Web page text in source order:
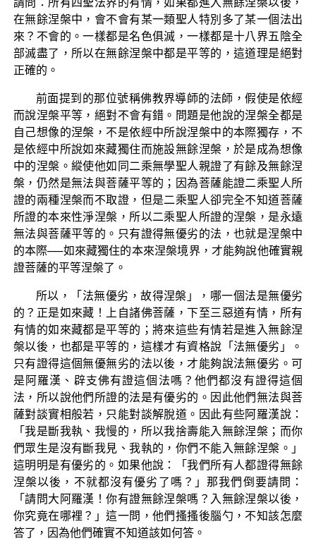
在無餘涅槃中，會不會有某一類聖人特別多了某一個法出
來？不會的。一樣都是名色俱滅，一樣都是十八界五陰全
部滅盡了，所以在無餘涅槃中都是平等的，這道理是絕對
正確的。
前面提到的那位號稱佛教界導師的法師，假使是依經
而說涅槃平等，絕對不會有錯。問題是他說的涅槃全都是
自己想像的涅槃，不是依經中所說涅槃中的本際獨存，不
是依經中所說如來藏獨住而施設無餘涅槃，於是成為想像
中的涅槃。縱使他如同二乘無學聖人親證了有餘及無餘涅
槃，仍然是無法與菩薩平等的；因為菩薩能證二乘聖人所
證的兩種涅槃而不取證，但是二乘聖人卻完全不知道菩薩
所證的本來性淨涅槃，所以二乘聖人所證的涅槃，是永遠
無法與菩薩平等的。只有證得無優劣的法，也就是涅槃中
的本際──如來藏獨住的本來涅槃境界，才能夠說他確實親
證菩薩的平等涅槃了。
所以，「法無優劣，故得涅槃」，哪一個法是無優劣
的？正是如來藏！上自諸佛菩薩，下至三惡道有情，所有
有情的如來藏都是平等的；將來這些有情若是進入無餘涅
槃以後，也都是平等的，這樣才有資格說「法無優劣」。
只有證得這個無優無劣的法以後，才能夠說法無優劣。可
是阿羅漢、辟支佛有證這個法嗎？他們都沒有證得這個
法，所以說他們所證的法是有優劣的。因此他們無法與菩
薩對談實相般若，只能對談解脫道。因此有些阿羅漢說：
「我是斷我執、我慢的，所以我捨壽能入無餘涅槃；而你
們眾生是沒有斷我見、我執的，你們不能入無餘涅槃。」
這明明是有優劣的。如果他說：「我們所有人都證得無餘
涅槃以後，不就都沒有優劣了嗎？」那我們倒要請問：
「請問大阿羅漢！你有證無餘涅槃嗎？入無餘涅槃以後，
你究竟在哪裡？」這一問，他們搔搔後腦勺，不知該怎麼
答了，因為他們確實不知道該如何答。